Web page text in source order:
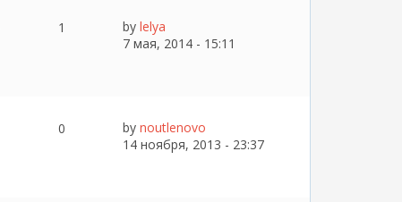
1 by lelya
7 мая, 2014 - 15:11
0 by noutlenovo
14 ноября, 2013 - 23:37